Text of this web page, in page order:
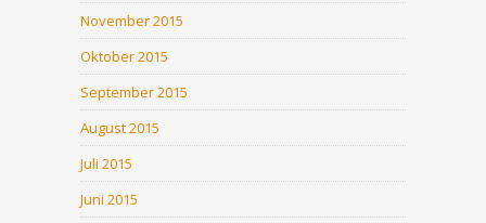
November 2015
Oktober 2015
September 2015
August 2015
Juli 2015
Juni 2015